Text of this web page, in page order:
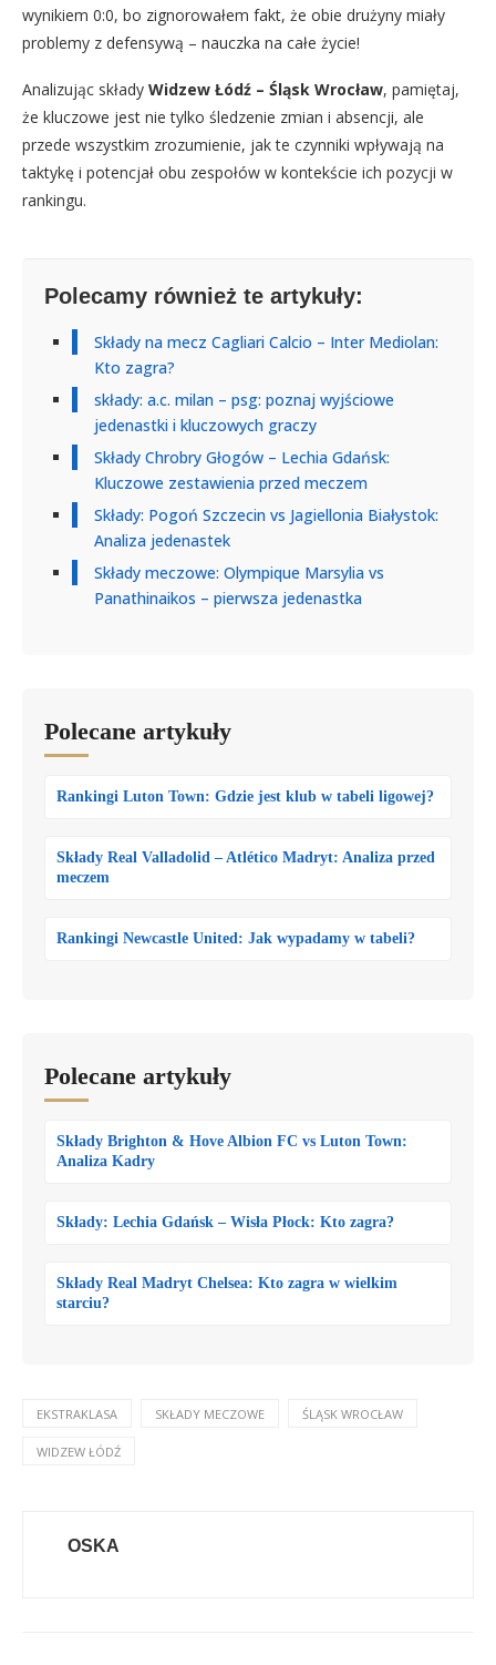
wynikiem 0:0, bo zignorowałem fakt, że obie drużyny miały
problemy z defensywą – nauczka na całe życie!
Analizując składy Widzew Łódź – Śląsk Wrocław, pamiętaj,
że kluczowe jest nie tylko śledzenie zmian i absencji, ale
przede wszystkim zrozumienie, jak te czynniki wpływają na
taktykę i potencjał obu zespołów w kontekście ich pozycji w
rankingu.
Polecamy również te artykuły:
Składy na mecz Cagliari Calcio – Inter Mediolan:
Kto zagra?
składy: a.c. milan – psg: poznaj wyjściowe
jedenastki i kluczowych graczy
Składy Chrobry Głogów – Lechia Gdańsk:
Kluczowe zestawienia przed meczem
Składy: Pogoń Szczecin vs Jagiellonia Białystok:
Analiza jedenastek
Składy meczowe: Olympique Marsylia vs
Panathinaikos – pierwsza jedenastka
Polecane artykuły
Rankingi Luton Town: Gdzie jest klub w tabeli ligowej?
Składy Real Valladolid – Atlético Madryt: Analiza przed
meczem
Rankingi Newcastle United: Jak wypadamy w tabeli?
Polecane artykuły
Składy Brighton & Hove Albion FC vs Luton Town:
Analiza Kadry
Składy: Lechia Gdańsk – Wisła Płock: Kto zagra?
Składy Real Madryt Chelsea: Kto zagra w wielkim
starciu?
EKSTRAKLASA SKŁADY MECZOWE ŚLĄSK WROCŁAW
WIDZEW ŁÓDŹ
OSKA